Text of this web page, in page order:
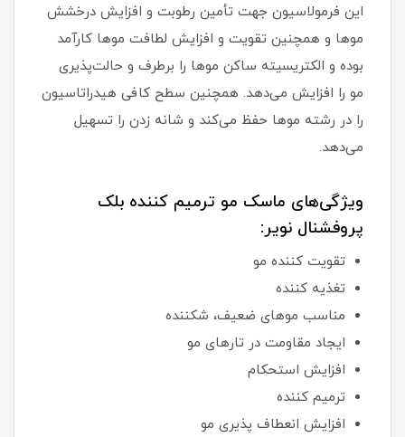
این فرمولاسیون جهت تأمین رطوبت و افزایش درخشش
موها و همچنین تقویت و افزایش لطافت موها کارآمد
بوده و الکتریسیته ساکن موها را برطرف و حالت‌پذیری
مو را افزایش می‌دهد. همچنین سطح کافی هیدراتاسیون
را در رشته موها حفظ می‌کند و شانه زدن را تسهیل
می‌دهد.
ویژگی‌های ماسک مو ترمیم کننده بلک
پروفشنال نویر:
تقویت کننده مو
تغذیه کننده
مناسب موهای ضعیف، شکننده
ایجاد مقاومت در تارهای مو
افزایش استحکام
ترمیم کننده
افزایش انعطاف پذیری مو